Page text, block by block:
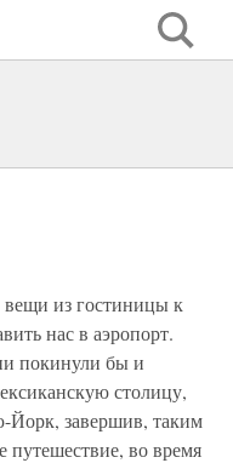
из гостиницы к
нас в аэропорт.
покинули бы и
столицу,
Йорк, завершив, таким
путешествие, во время